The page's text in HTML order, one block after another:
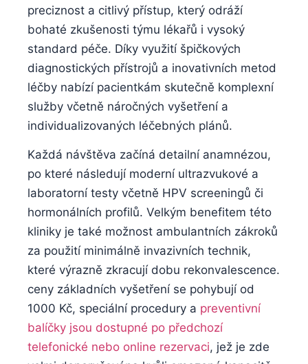
preciznost a ⁣citlivý přístup, který odráží
bohaté zkušenosti ⁢týmu lékařů i vysoký
standard⁣ péče. ‌Díky využití špičkových
diagnostických​ přístrojů a​ inovativních metod
léčby⁢ nabízí pacientkám skutečně⁤ komplexní
služby ⁣včetně náročných vyšetření a
individualizovaných léčebných plánů.
Každá ⁣návštěva začíná detailní anamnézou,
po které‍ následují moderní ultrazvukové a
laboratorní testy ⁢včetně HPV screeningů či
⁢hormonálních profilů. Velkým benefitem⁢ této‍
kliniky je ‍také možnost ambulantních zákroků
za použití minimálně invazivních technik,
⁤které výrazně zkracují dobu rekonvalescence.‍
ceny základních vyšetření se‌ pohybují od‌
1000 Kč, speciální ⁢procedury ⁤a preventivní
balíčky jsou ⁤dostupné ​po⁢ předchozí
telefonické​ nebo online rezervaci, jež je zde